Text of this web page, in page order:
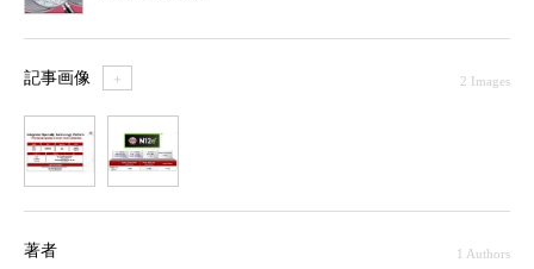
記事画像 ＋ 2 Images
著者 1 Authors